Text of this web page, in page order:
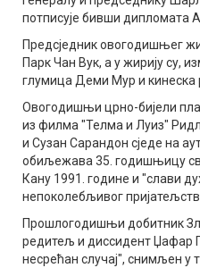
потписује бивши дипломата
Предсједник овогодишњег
Парк Чан Вук, а у жирију су,
глумица Деми Мур и кинеска
Овогодишњи црно-бијели
из филма "Телма и Луиз"
и Сузан Сарандон сједе на
обиљежава 35. годишњицу
Кану 1991. године и "слави
непоколебљивог
Прошлогодишњи добитник
редитељ и диссидент Џафар
несрећан случај", снимљен у